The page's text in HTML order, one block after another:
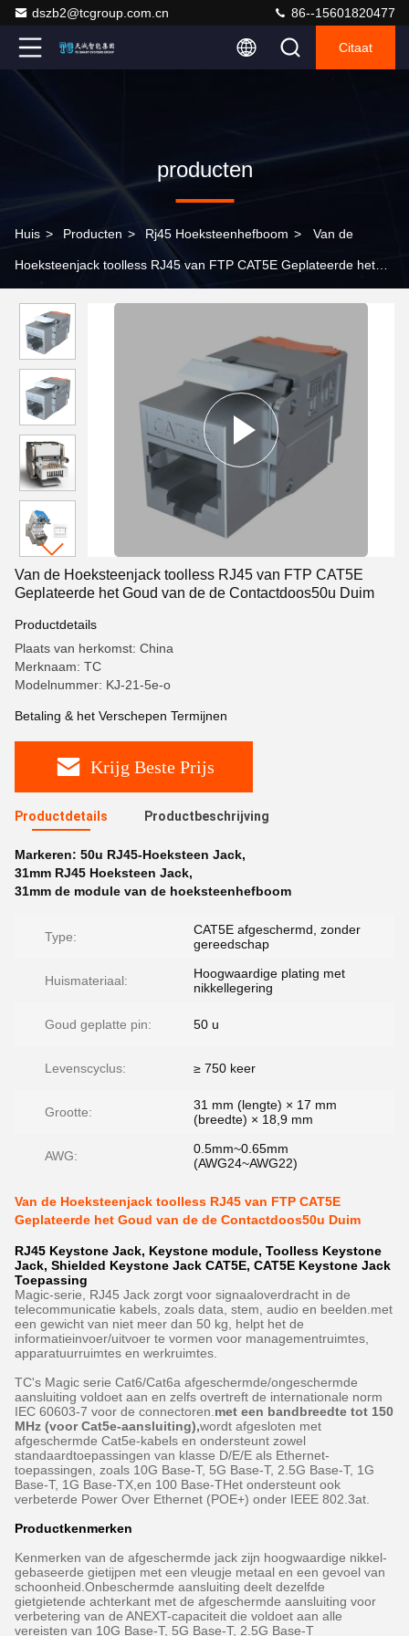
dszb2@tcgroup.com.cn 86--15601820477
Citaat
producten
Huis > Producten > Rj45 Hoeksteenhefboom > Van de
Hoeksteenjack toolless RJ45 van FTP CAT5E Geplateerde het
Van de Hoeksteenjack toolless RJ45 van FTP CAT5E
Geplateerde het Goud van de de Contactdoos50u Duim
Productdetails
Plaats van herkomst: China
Merknaam: TC
Modelnummer: KJ-21-5e-o
Betaling & het Verschepen Termijnen
Krijg Beste Prijs
Productdetails Productbeschrijving
Markeren: 50u RJ45-Hoeksteen Jack,
31mm RJ45 Hoeksteen Jack,
31mm de module van de hoeksteenhefboom
Type:
CAT5E afgeschermd, zonder
gereedschap
Huismateriaal:
Hoogwaardige plating met
nikkellegering
Goud geplatte pin: 50 u
Levenscyclus: ≥ 750 keer
Grootte:
31 mm (lengte) × 17 mm
(breedte) × 18,9 mm
AWG:
0.5mm~0.65mm
(AWG24~AWG22)
Van de Hoeksteenjack toolless RJ45 van FTP CAT5E
Geplateerde het Goud van de de Contactdoos50u Duim
RJ45 Keystone Jack, Keystone module, Toolless Keystone
Jack, Shielded Keystone Jack CAT5E, CAT5E Keystone Jack
Toepassing
Magic-serie, RJ45 Jack zorgt voor signaaloverdracht in de
telecommunicatie kabels, zoals data, stem, audio en beelden.met
een gewicht van niet meer dan 50 kg, helpt het de
informatieinvoer/uitvoer te vormen voor managementruimtes,
apparatuurruimtes en werkruimtes.
TC's Magic serie Cat6/Cat6a afgeschermde/ongeschermde
aansluiting voldoet aan en zelfs overtreft de internationale norm
IEC 60603-7 voor de connectoren. met een bandbreedte tot 150
MHz (voor Cat5e-aansluiting),wordt afgesloten met
afgeschermde Cat5e-kabels en ondersteunt zowel
standaardtoepassingen van klasse D/E/E als Ethernet-
toepassingen, zoals 10G Base-T, 5G Base-T, 2.5G Base-T, 1G
Base-T, 1G Base-TX,en 100 Base-THet ondersteunt ook
verbeterde Power Over Ethernet (POE+) onder IEEE 802.3at.
Productkenmerken
Kenmerken van de afgeschermde jack zijn hoogwaardige nikkel-
gebaseerde gietijpen met een vleugje metaal en een gevoel van
schoonheid.Onbeschermde aansluiting deelt dezelfde
gietgietende achterkant met de afgeschermde aansluiting voor
verbetering van de ANEXT-capaciteit die voldoet aan alle
vereisten van 10G Base-T, 5G Base-T, 2.5G Base-T